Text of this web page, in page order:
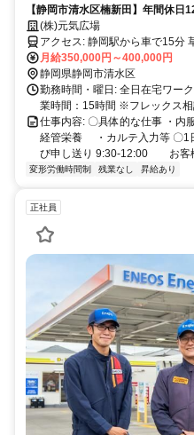
【静岡市清水区楠新田】年間休
高の訪問看護を創りましょう！
(株)元気広場
アクセス: 静岡駅から車で
月給350,000円～400,000円
静岡県静岡市清水区
勤務時間・曜日: 全日在宅ワー
業時間：15時間 ※フレックス
仕事内容: 〇具体的な仕事 ・内
経管栄養 ・カルテ入力等 〇
び申し送り 9:30-12:00 お客
変形労働時間制 残業なし 昇給あり
正社員